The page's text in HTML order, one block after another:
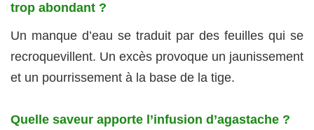
trop abondant ?
Un manque d’eau se traduit par des feuilles qui se
recroquevillent. Un excès provoque un jaunissement
et un pourrissement à la base de la tige.
Quelle saveur apporte l’infusion d’agastache ?